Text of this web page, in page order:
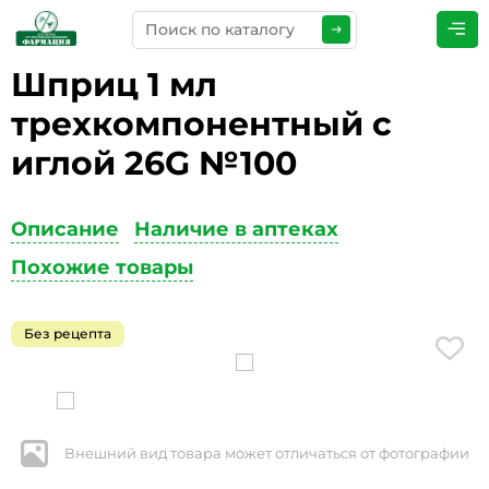
Шприц 1 мл
трехкомпонентный с
иглой 26G №100
Описание
Наличие в аптеках
Похожие товары
Без рецепта
Внешний вид товара может отличаться от фотографии
ПРЕДСТАВЬТЕСЬ *